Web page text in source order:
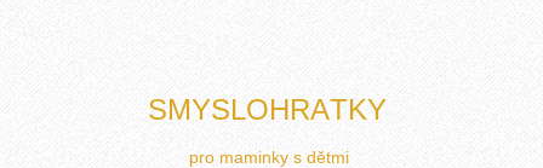
SMYSLOHRÁTKY
pro maminky s dětmi